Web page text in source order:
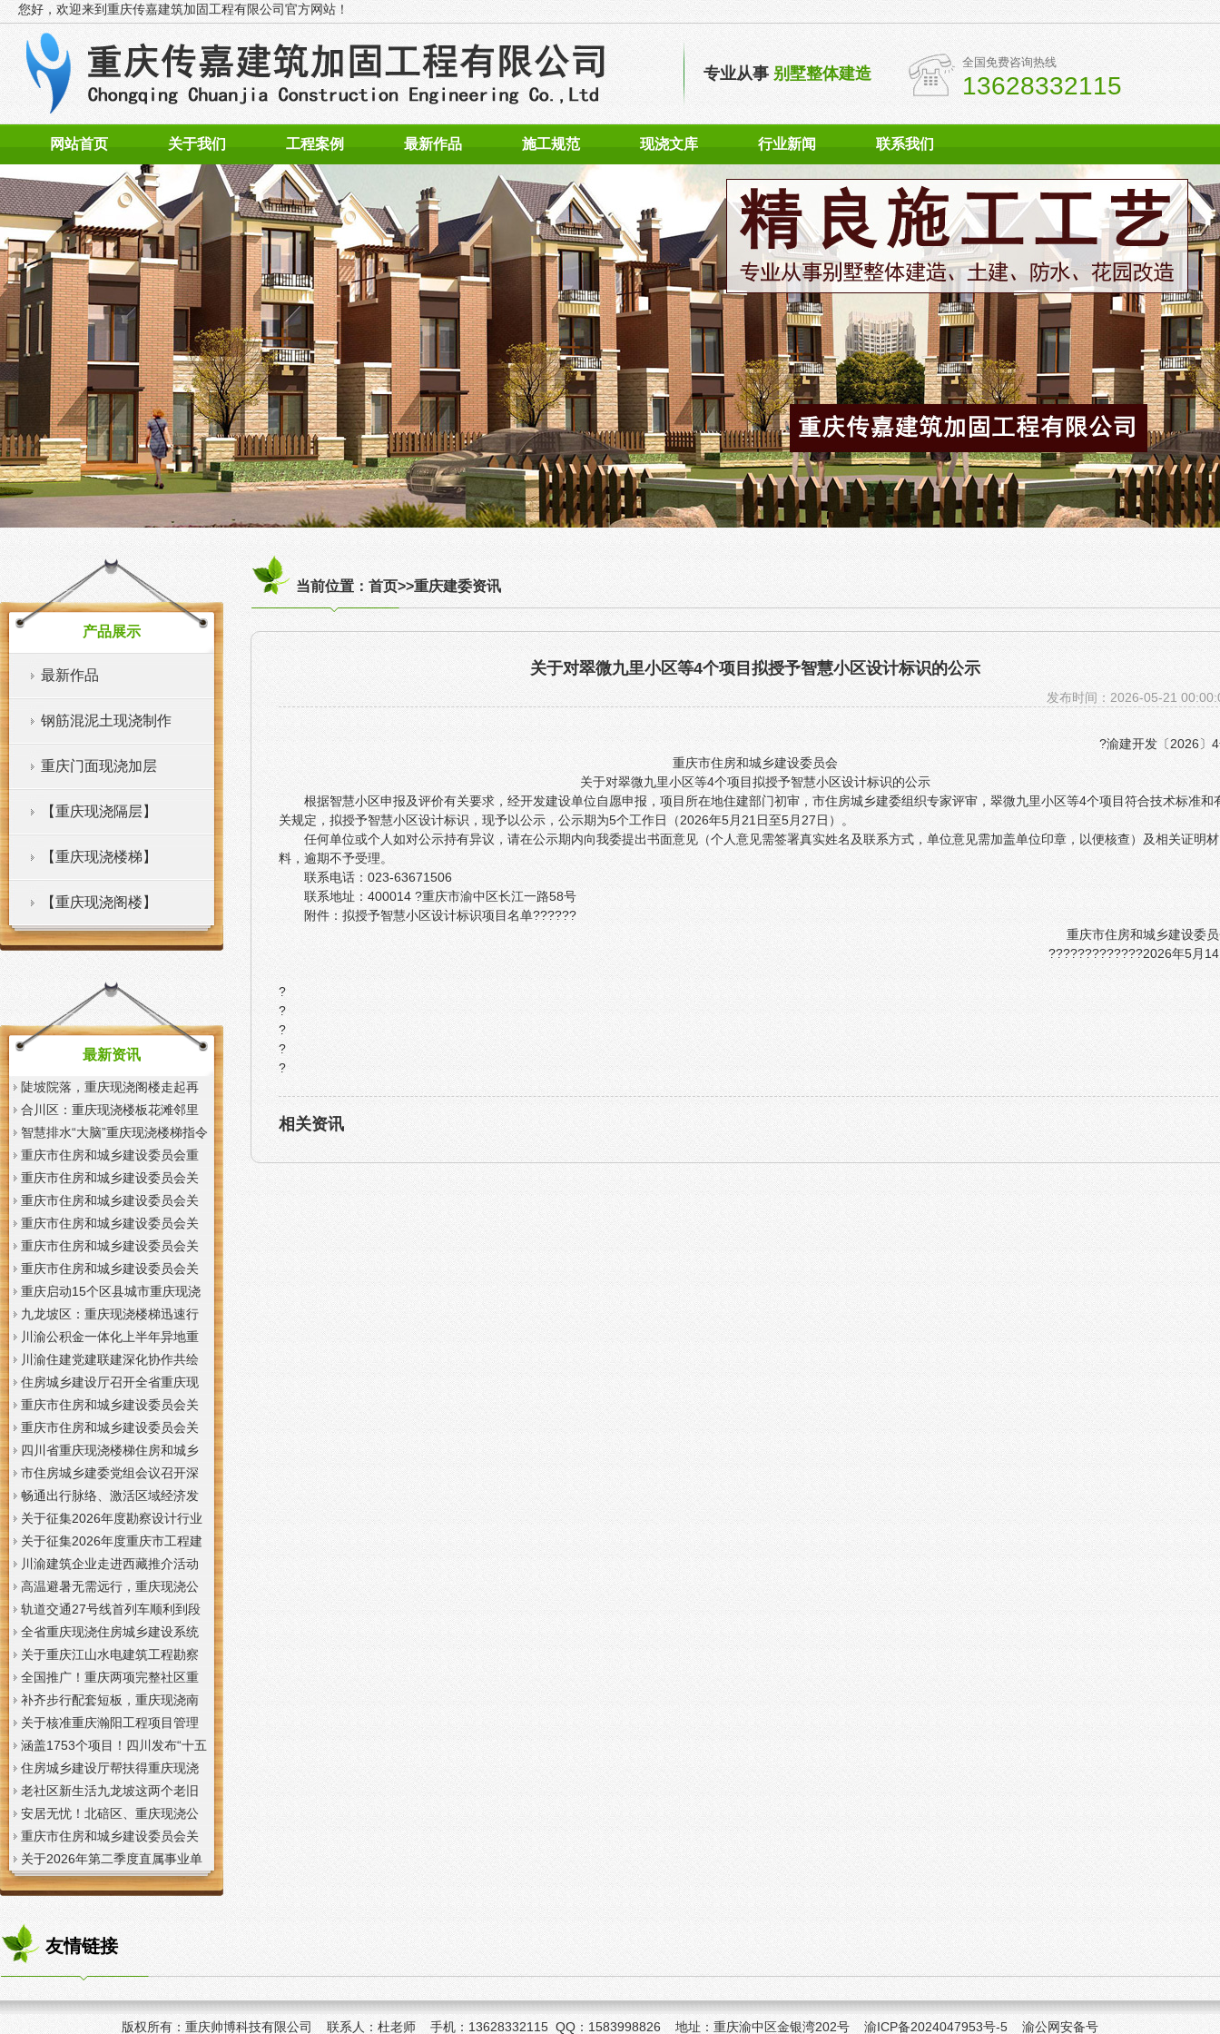
您好，欢迎来到重庆传嘉建筑加固工程有限公司官方网站！
专业从事 别墅整体建造
全国免费咨询热线
13628332115
网站首页 关于我们 工程案例 最新作品 施工规范 现浇文库 行业新闻 联系我们
产品展示
最新作品
钢筋混泥土现浇制作
重庆门面现浇加层
【重庆现浇隔层】
【重庆现浇楼梯】
【重庆现浇阁楼】
最新资讯
陡坡院落，重庆现浇阁楼走起再
也不慌了——山城重庆无障碍环
境建设有了新解法
合川区：重庆现浇楼板花滩邻里
中心获央视聚焦报道
智慧排水“大脑”重庆现浇楼梯指令
一发抢险队伍顷刻到位
重庆市住房和城乡建设委员会重
庆市城市管理局关于印发重庆市
租赁住房有关标准的重庆现浇楼
梯通知
重庆市住房和城乡建设委员会关
于征求《装配式混凝土少支撑免
支撑系统表示方法及示例（征求
意见稿）》意见的重庆现浇公司
通知
重庆市住房和城乡建设委员会关
于重庆梦之域建筑工程有限公司
等8家建筑业企业资质证书换领的
重庆门面现浇加层公告
重庆市住房和城乡建设委员会关
于公布2026年第7批建筑施工安管
人员安全生产考核合格证书名单
的重庆门面现浇加层公告
重庆市住房和城乡建设委员会关
于公布2026年第21批建筑施工特
种作业人员操作资格证书名单的
重庆门面现浇加层公告
重庆市住房和城乡建设委员会关
于公布2026年第九批建设工程勘
察设计企业资质名单的重庆现浇
通知
重庆启动15个区县城市重庆现浇
楼梯内涝灾害Ⅳ级防御响应
九龙坡区：重庆现浇楼梯迅速行
动筑牢强降雨安全防线
川渝公积金一体化上半年异地重
庆现浇隔层贷款突破7.48亿元
川渝住建党建联建深化协作共绘
巴蜀大美村景宜居新画卷
住房城乡建设厅召开全省重庆现
浇公司住建领域安全生产和防汛
减灾工作调度会
重庆市住房和城乡建设委员会关
于撤销安全生产考核合格证书的
重庆现浇隔层公示
重庆市住房和城乡建设委员会关
于工程勘察设计大师推荐人选的
重庆现浇楼梯公示
四川省重庆现浇楼梯住房和城乡
建设厅科学技术委员会2026年全
体委员会议召开
市住房城乡建委党组会议召开深
入学习贯彻习近平总书记重要讲
话精神研究部署全面从严治党等
工作党组书记、重庆现浇隔层主
任唐小平主持并讲话
畅通出行脉络、激活区域经济发
展活力，重庆现浇公司我市多条
道路建设提速
关于征集2026年度勘察设计行业
创新研究与能力建设项目和绿色
建筑配套能力建设项目的重庆现
浇阁楼通知
关于征集2026年度重庆市工程建
设标准设计编制、修订项目的重
庆现浇楼梯通知
川渝建筑企业走进西藏推介活动
在拉萨举办
高温避暑无需远行，重庆现浇公
司山城步道藏着城市清凉秘境
轨道交通27号线首列车顺利到段
全省重庆现浇住房城乡建设系统
上半年经济运行调度视频会议召
开
关于重庆江山水电建筑工程勘察
设计咨询有限公司资质申报提供
虚假材料行为的重庆现浇楼板通
报
全国推广！重庆两项完整社区重
庆现浇公司建设经验入选住建部
首批清单
补齐步行配套短板，重庆现浇南
山花冠步道预计今年年底投用
关于核准重庆瀚阳工程项目管理
有限公司等3家工程监理企业资质
的重庆现浇楼梯公告
涵盖1753个项目！四川发布“十五
五”重庆现浇隔层时期首批城市更
新机会清单
住房城乡建设厅帮扶得重庆现浇
阁楼荣县干部临时党支部开展“红
色铸魂淬初心，产业赋能助振
兴”主题党日活动
老社区新生活九龙坡这两个老旧
社区城市重庆现浇楼板更新改到
了居民心坎上
安居无忧！北碚区、重庆现浇公
司黔江区、璧山区、綦江区保障
性住房建设加速
重庆市住房和城乡建设委员会关
于调整工程监理企业资质审批模
式的重庆现浇阁楼通知
关于2026年第二季度直属事业单
位公开招聘、遴选工作人员资格
复审的重庆现浇楼梯通知
当前位置：首页>>重庆建委资讯
关于对翠微九里小区等4个项目拟授予智慧小区设计标识的公示
发布时间：2026-05-21
?渝建开发〔2026〕
重庆市住房和城乡建设委员会
关于对翠微九里小区等4个项目拟授予智慧小区设计标识的公示
根据智慧小区申报及评价有关要求，经开发建设单位自愿申报，项目所在地住建部门初审，市住房城乡建委组织专家评审，翠微九里小区等4个项目符合技术标准和
关规定，拟授予智慧小区设计标识，现予以公示，公示期为5个工作日（2026年5月21日至5月27日）。
任何单位或个人如对公示持有异议，请在公示期内向我委提出书面意见（个人意见需签署真实姓名及联系方式，单位意见需加盖单位印章，以便核查）及相关证明材
料，逾期不予受理。
联系电话：023-63671506
联系地址：400014 ?重庆市渝中区长江一路58号
附件：拟授予智慧小区设计标识项目名单??????
重庆市住房和城乡建设委
?????????????2026年5月
?
?
?
?
?
相关资讯
友情链接
版权所有： 重庆帅博科技有限公司 联系人：杜老师 手机：13628332115 QQ：1583998826 地址：重庆渝中区金银湾202号 渝ICP备2024047953号-5 渝公网安备号